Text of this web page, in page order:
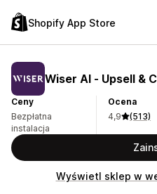
Shopify App Store
Wiser AI ‑ Upsell &
Ceny
Bezpłatna
instalacja
Ocena
4,9
(513)
Wyświetl sklep w